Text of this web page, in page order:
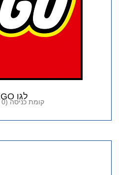
לגו LEGO
קומת כניסה (0 במעלית)